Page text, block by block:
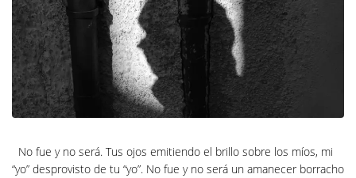
No fue y no será. Tus ojos emitiendo el brillo sobre los míos, mi
“yo” desprovisto de tu “yo”. No fue y no será un amanecer borracho